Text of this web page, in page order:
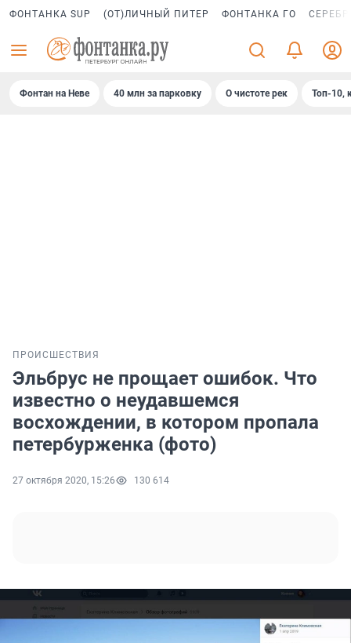
ФОНТАНКА SUP (ОТ)ЛИЧНЫЙ ПИТЕР ФОНТАНКА ГО
Фонтан на Неве 40 млн за парковку О чистоте рек Топ-10,
ПРОИСШЕСТВИЯ
Эльбрус не прощает ошибок. Что
известно о неудавшемся
восхождении, в котором пропала
петербурженка (фото)
27 октября 2020, 15:26 130 614